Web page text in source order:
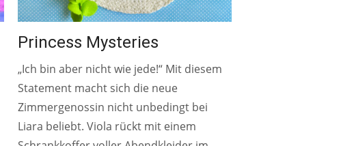
Princess Mysteries
„Ich bin aber nicht wie jede!“ Mit diesem
Statement macht sich die neue
Zimmergenossin nicht unbedingt bei
Liara beliebt. Viola rückt mit einem